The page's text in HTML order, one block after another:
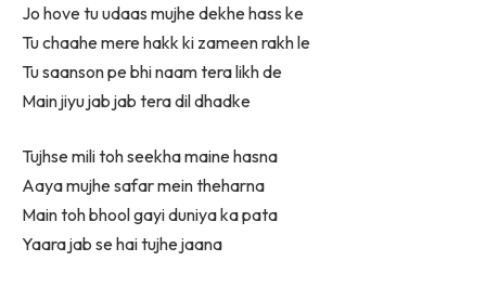
Jo hove tu udaas mujhe dekhe hass ke
Tu chaahe mere hakk ki zameen rakh le
Tu saanson pe bhi naam tera likh de
Main jiyu jab jab tera dil dhadke
Tujhse mili toh seekha maine hasna
Aaya mujhe safar mein theharna
Main toh bhool gayi duniya ka pata
Yaara jab se hai tujhe jaana